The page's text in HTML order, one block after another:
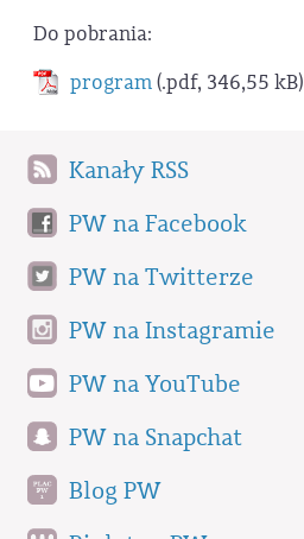
Do pobrania:
program(.pdf, 346,55 kB)
Kanały RSS
PW na Facebook
PW na Twitterze
PW na Instagramie
PW na YouTube
PW na Snapchat
Blog PW